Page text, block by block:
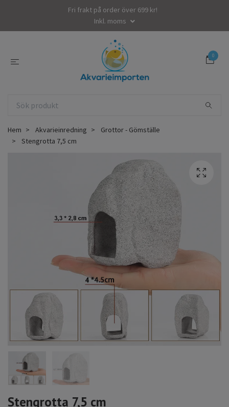
Fri frakt på order över 699 kr!
Inkl. moms
0
Hem Akvarieinredning
Grottor - Gömställe
Stengrotta 7,5 cm
Stengrotta 7,5 cm